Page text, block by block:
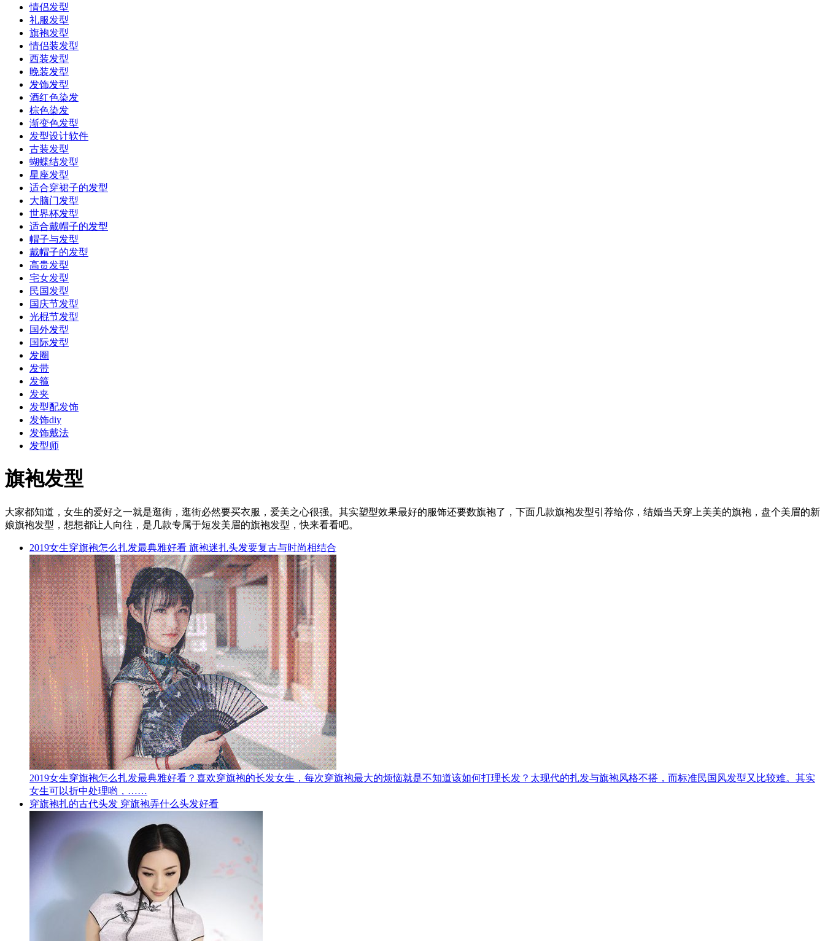
情侣发型
礼服发型
旗袍发型
情侣装发型
西装发型
晚装发型
发饰发型
酒红色染发
棕色染发
渐变色发型
发型设计软件
古装发型
蝴蝶结发型
星座发型
适合穿裙子的发型
大脑门发型
世界杯发型
适合戴帽子的发型
帽子与发型
戴帽子的发型
高贵发型
宅女发型
民国发型
国庆节发型
光棍节发型
国外发型
国际发型
发圈
发带
发箍
发夹
发型配发饰
发饰diy
发饰戴法
发型师
旗袍发型
大家都知道，女生的爱好之一就是逛街，逛街必然要买衣服，爱美之心很强。其实塑型效果最好的服饰还要数旗袍了，下面几款旗袍发型引荐给你，结婚当天穿上美美的旗袍，盘个美眉的新
娘旗袍发型，想想都让人向往，是几款专属于短发美眉的旗袍发型，快来看看吧。
2019女生穿旗袍怎么扎发最典雅好看 旗袍迷扎头发要复古与时尚相结合
2019女生穿旗袍怎么扎发最典雅好看？喜欢穿旗袍的长发女生，每次穿旗袍最大的烦恼就是不知道该如何打理长发？太现代的扎发与旗袍风格不搭，而标准民国风发型又比较难。其实
女生可以折中处理哟，……
穿旗袍扎的古代头发 穿旗袍弄什么头发好看